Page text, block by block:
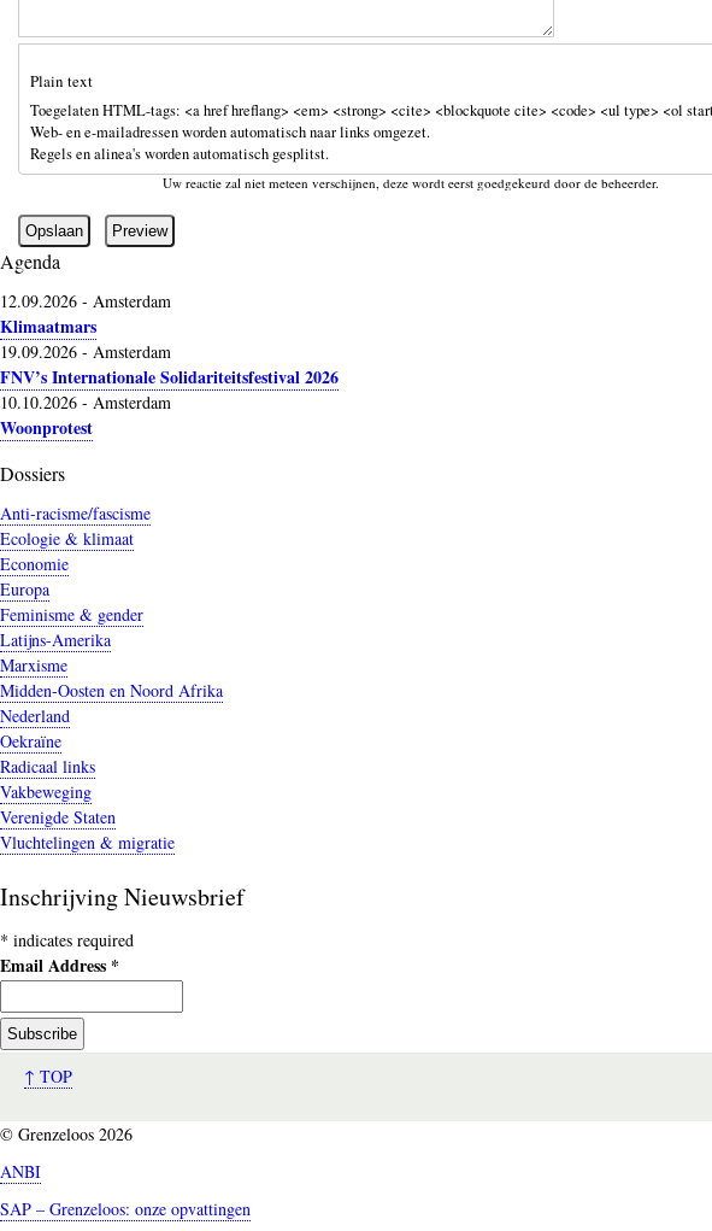
Plain text
Toegelaten HTML-tags: <a href hreflang> <em> <strong> <cite> <blockquote cite> <code> <ul type> <ol
Web- en e-mailadressen worden automatisch naar links omgezet.
Regels en alinea's worden automatisch gesplitst.
Uw reactie zal niet meteen verschijnen, deze wordt eerst goedgekeurd door de beheerder.
Agenda
12.09.2026 - Amsterdam
Klimaatmars
19.09.2026 - Amsterdam
FNV’s Internationale Solidariteitsfestival 2026
10.10.2026 - Amsterdam
Woonprotest
Dossiers
Anti-racisme/fascisme
Ecologie & klimaat
Economie
Europa
Feminisme & gender
Latijns-Amerika
Marxisme
Midden-Oosten en Noord Afrika
Nederland
Oekraïne
Radicaal links
Vakbeweging
Verenigde Staten
Vluchtelingen & migratie
Inschrijving Nieuwsbrief
* indicates required
Email Address *
↑ TOP
© Grenzeloos 2026
ANBI
SAP – Grenzeloos: onze opvattingen